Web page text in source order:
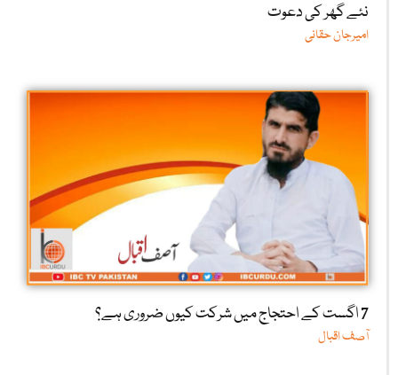
نئے گھر کی دعوت
امیرجان حقانی
7 اگست کے احتجاج میں شرکت کیوں ضروری ہے؟
آصف اقبال